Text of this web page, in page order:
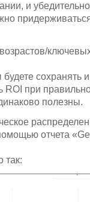
и
сохранять
ROI при
полезны.
отчета
так: